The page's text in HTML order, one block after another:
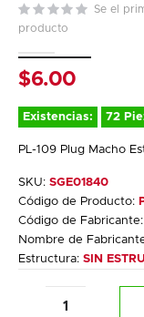
of
the
images
gallery
Se el
producto
$6.00
Existencias: 72
PL-109 Plug Macho
SKU: SGE01840
Código de Producto:
Código de Fabricante:
Nombre de
Estructura: SIN